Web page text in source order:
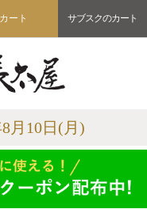
カート サブスクのカート
8月10日(月)